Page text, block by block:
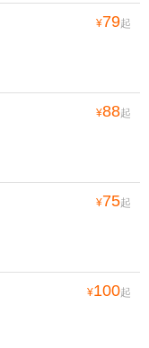
¥79起
¥88起
¥75起
¥100起